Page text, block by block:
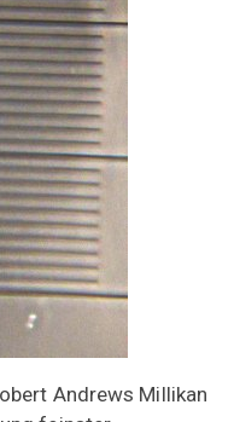
Andrews Millikan